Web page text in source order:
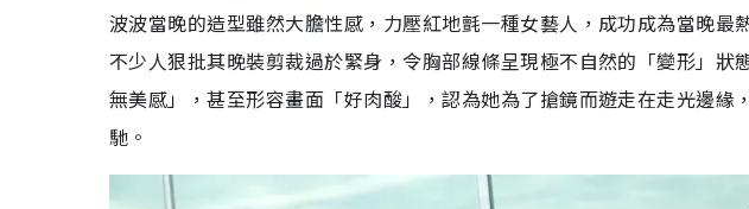
波波當晚的造型雖然大膽性感，力壓紅地氈一種女藝人，成功成為當晚最
不少人狠批其晚裝剪裁過於緊身，令胸部線條呈現極不自然的「變形」
無美感」，甚至形容畫面「好肉酸」，認為她為了搶鏡而遊走在走光邊緣
馳。